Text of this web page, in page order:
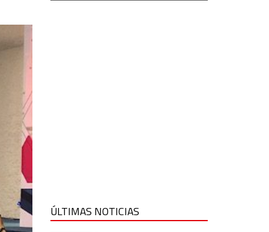
ÚLTIMAS NOTICIAS